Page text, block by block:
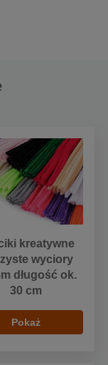
kreatywne
wyciory
długość ok.
30 cm
Pokaż